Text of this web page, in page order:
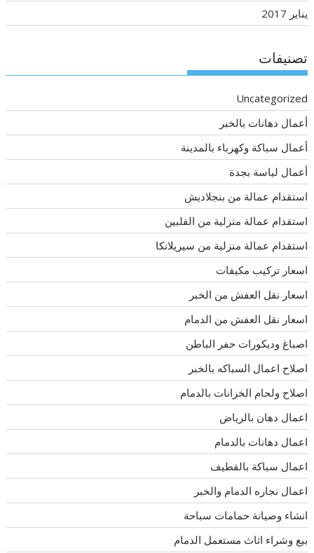
يناير 2017
تصنيفات
Uncategorized
أعمال دهانات بالخبر
أعمال سباكة وكهرباء بالمدينة
أعمال لياسة بجدة
استقدام عمالة من بنجلاديش
استقدام عمالة منزلية من الفلبين
استقدام عمالة منزلية من سيريلانكا
اسعار تركيب مكيفات
اسعار نقل العفش من الخبر
اسعار نقل العفش من الدمام
اصباغ وديكورات حفر الباطن
اصلاح اعمال السباكه بالخبر
اصلاح ولحام الخزانات بالدمام
اعمال دهان بالرياض
اعمال دهانات بالدمام
اعمال سباكة بالقطيف
اعمال نجاره الدمام والخبر
انشاء وصيانة حمامات سباحة
بيع وشراء اثاث مستعمل الدمام